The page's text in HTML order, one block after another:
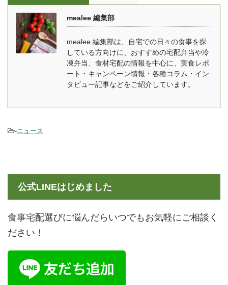
ル」とは？ RIZAPの管理
栄養士の阿部さんに答え
ていただいた mealee 今
回はインタビューに応じ
ていただきましてありが
とうございます。 阿部：
商品部商品開発の阿部と
栄養士として、R ...
Julian Hearn(ジュリア
ン・ハーン） 共同創設
者 ロンドン出身。大学卒
業後にウェイトローズ ...
mealee 編集部
mealee 編集部は、自宅での日々の食事を探
している方向けに、おすすめの宅配弁当や冷
凍弁当、食材宅配の情報を中心に、実食レポ
ート・キャンペーン情報・各種コラム・イン
タビュー記事などをご紹介しています。
-ニュース
公式LINEはじめました
食事宅配選びに悩んだらいつでもお気軽にご相談く
ださい！